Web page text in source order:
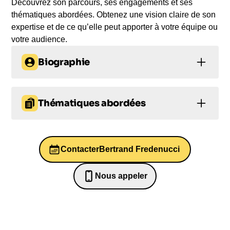
Découvrez son parcours, ses engagements et ses
thématiques abordées. Obtenez une vision claire de son
expertise et de ce qu’elle peut apporter à votre équipe ou
votre audience.
Biographie
conférencier de renommée internationale, a connu
un début de carrière fulgurant en tant que
diplômé de l’Ecole Polytechnique. Depuis, il a
fondé plusieurs entreprises à succès, dont l’agence
de développement de commerce en ligne Baobaz,
qui a connu une croissance spectaculaire sous sa
direction. En tant que co-fondateur de BTwinz
Thématiques abordées
Innovation Bien-être au travail et QVT
Prise de parole en public et éloquence
ContacterBertrand Fredenucci
Nous appeler
0652698481